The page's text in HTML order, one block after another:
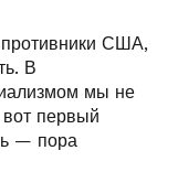
США,
В
мы не
первый
— пора